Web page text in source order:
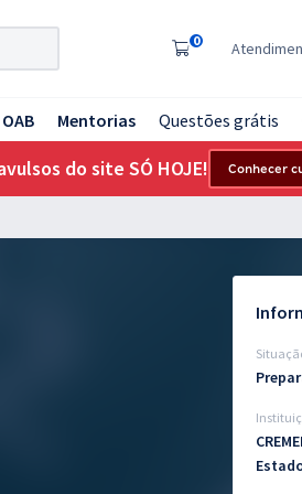
0
OAB Mentorias Questões grátis
do site SÓ HOJE! Conhecer